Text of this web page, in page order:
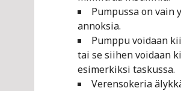
Pumpussa on vain
annoksia.
Pumppu voidaan
tai se siihen voidaan
esimerkiksi taskussa.
Verensokeria